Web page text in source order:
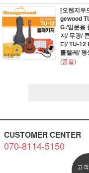
[오렌지우
gewood
G /입문용
지/ 무광/
디/ TU-12
쿨렐레/
(품절)
CUSTOMER CENTER
070-8114-5150
고